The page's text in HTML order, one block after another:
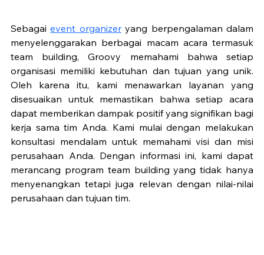
Sebagai event organizer yang berpengalaman dalam
menyelenggarakan berbagai macam acara termasuk
team building, Groovy memahami bahwa setiap
organisasi memiliki kebutuhan dan tujuan yang unik.
Oleh karena itu, kami menawarkan layanan yang
disesuaikan untuk memastikan bahwa setiap acara
dapat memberikan dampak positif yang signifikan bagi
kerja sama tim Anda. Kami mulai dengan melakukan
konsultasi mendalam untuk memahami visi dan misi
perusahaan Anda. Dengan informasi ini, kami dapat
merancang program team building yang tidak hanya
menyenangkan tetapi juga relevan dengan nilai-nilai
perusahaan dan tujuan tim.